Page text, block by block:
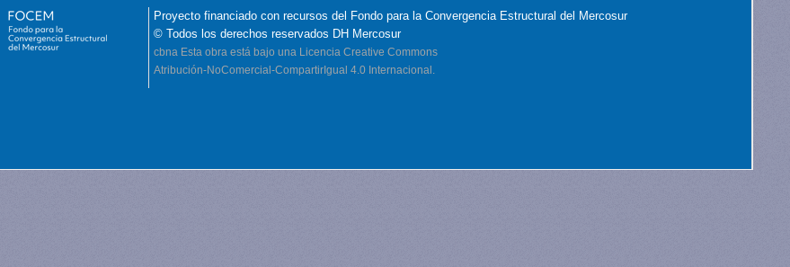
Proyecto financiado con recursos del Fondo para la Convergencia Estructural del Mercosur
© Todos los derechos reservados DH Mercosur
cbna Esta obra está bajo una Licencia Creative Commons
Atribución-NoComercial-CompartirIgual 4.0 Internacional.